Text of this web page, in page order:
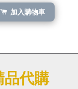
加入購物車
品代購